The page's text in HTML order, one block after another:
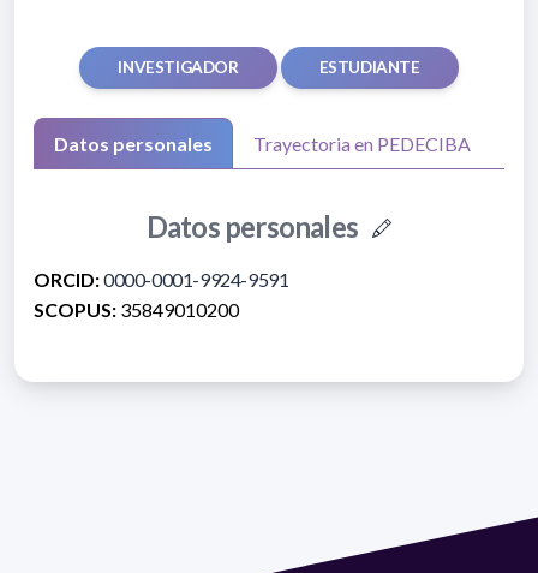
INVESTIGADOR ESTUDIANTE
Datos personales Trayectoria en PEDECIBA
Datos personales
ORCID:0000-0001-9924-9591
SCOPUS: 35849010200